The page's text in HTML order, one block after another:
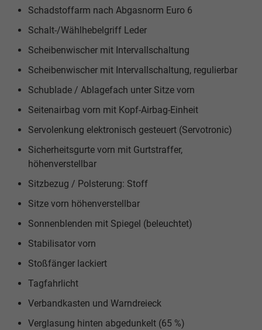
Schadstoffarm nach Abgasnorm Euro 6
Schalt-/Wählhebelgriff Leder
Scheibenwischer mit Intervallschaltung
Scheibenwischer mit Intervallschaltung, regulierbar
Schublade / Ablagefach unter Sitze vorn
Seitenairbag vorn mit Kopf-Airbag-Einheit
Servolenkung elektronisch gesteuert (Servotronic)
Sicherheitsgurte vorn mit Gurtstraffer,
höhenverstellbar
Sitzbezug / Polsterung: Stoff
Sitze vorn höhenverstellbar
Sonnenblenden mit Spiegel (beleuchtet)
Stabilisator vorn
Stoßfänger lackiert
Tagfahrlicht
Verbandkasten und Warndreieck
Verglasung hinten abgedunkelt (65 %)